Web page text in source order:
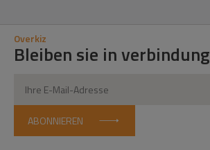
Overkiz
Bleiben sie in verbindung
ABONNIEREN